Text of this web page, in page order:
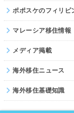
ポポスケのフィリピ
マレーシア移住情報
メディア掲載
海外移住ニュース
海外移住基礎知識